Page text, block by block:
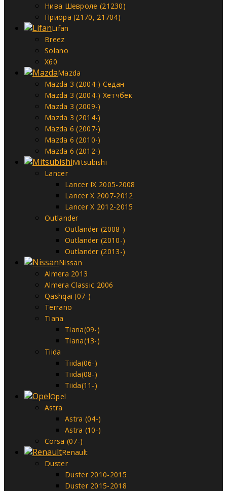
Нива Шевроле (21230)
Приора (2170, 21704)
Lifan
Breez
Solano
X60
Mazda
Mazda 3 (2004-) Седан
Mazda 3 (2004-) Хетчбек
Mazda 3 (2009-)
Mazda 3 (2014-)
Mazda 6 (2007-)
Mazda 6 (2010-)
Mazda 6 (2012-)
Mitsubishi
Lancer
Lancer IX 2005-2008
Lancer X 2007-2012
Lancer X 2012-2015
Outlander
Outlander (2008-)
Outlander (2010-)
Outlander (2013-)
Nissan
Almera 2013
Almera Classic 2006
Qashqai (07-)
Terrano
Tiana
Tiana(09-)
Tiana(13-)
Tiida
Tiida(06-)
Tiida(08-)
Tiida(11-)
Opel
Astra
Astra (04-)
Astra (10-)
Corsa (07-)
Renault
Duster
Duster 2010-2015
Duster 2015-2018